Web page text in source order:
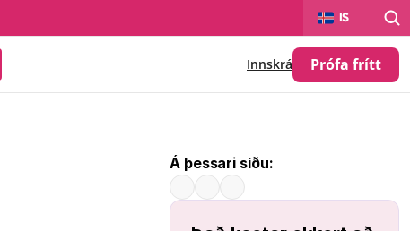
IS
Prófa frítt
Innskrá
Á þessari síðu: